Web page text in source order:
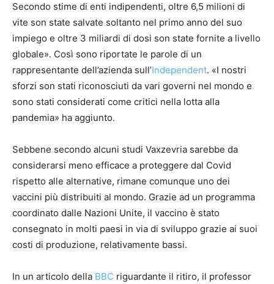
Secondo stime di enti indipendenti, oltre 6,5 milioni di
vite son state salvate soltanto nel primo anno del suo
impiego e oltre 3 miliardi di dosi son state fornite a livello
globale». Così sono riportate le parole di un
rappresentante dell’azienda sull’Independent. «I nostri
sforzi son stati riconosciuti da vari governi nel mondo e
sono stati considerati come critici nella lotta alla
pandemia» ha aggiunto.
Sebbene secondo alcuni studi Vaxzevria sarebbe da
considerarsi meno efficace a proteggere dal Covid
rispetto alle alternative, rimane comunque uno dei
vaccini più distribuiti al mondo. Grazie ad un programma
coordinato dalle Nazioni Unite, il vaccino è stato
consegnato in molti paesi in via di sviluppo grazie ai suoi
costi di produzione, relativamente bassi.
In un articolo della BBC riguardante il ritiro, il professor